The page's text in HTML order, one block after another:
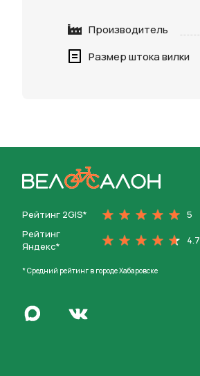
Производитель
Размер штока вилки
Рейтинг 2GIS*
5
Рейтинг
Яндекс*
4.7
* Средний рейтинг в городе Хабаровске
Написать в MaxПерейти во Вконтакте